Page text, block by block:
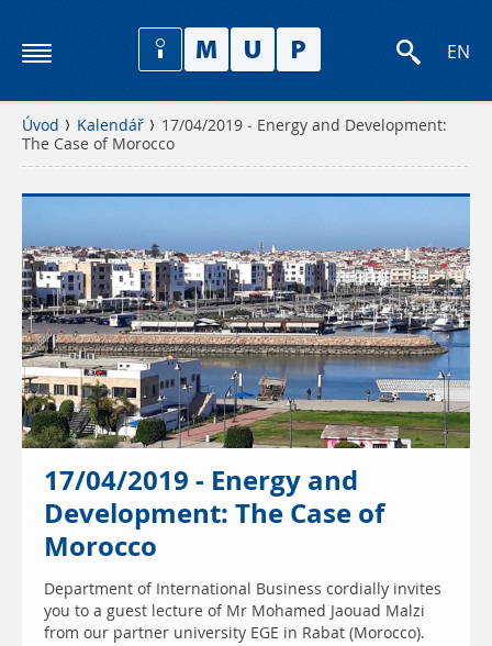
EN
Úvod Kalendář
17/04/2019 - Energy and Development:
The Case of Morocco
17/04/2019 - Energy and
Development: The Case of
Morocco
Department of International Business cordially invites
you to a guest lecture of Mr Mohamed Jaouad Malzi
from our partner university EGE in Rabat (Morocco).